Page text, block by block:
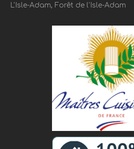
L'Isle-Adam, Forêt de l’Isle-Adam